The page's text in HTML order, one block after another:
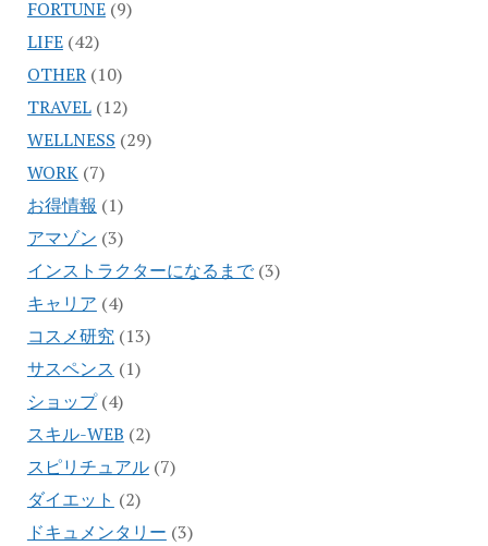
FORTUNE(9)
LIFE(42)
OTHER(10)
TRAVEL(12)
WELLNESS (29)
WORK(7)
お得情報 (1)
アマゾン (3)
インストラクターになるまで(3)
キャリア (4)
コスメ研究(13)
サスペンス (1)
ショップ(4)
スキル-WEB (2)
スピリチュアル(7)
ダイエット (2)
ドキュメンタリー (3)